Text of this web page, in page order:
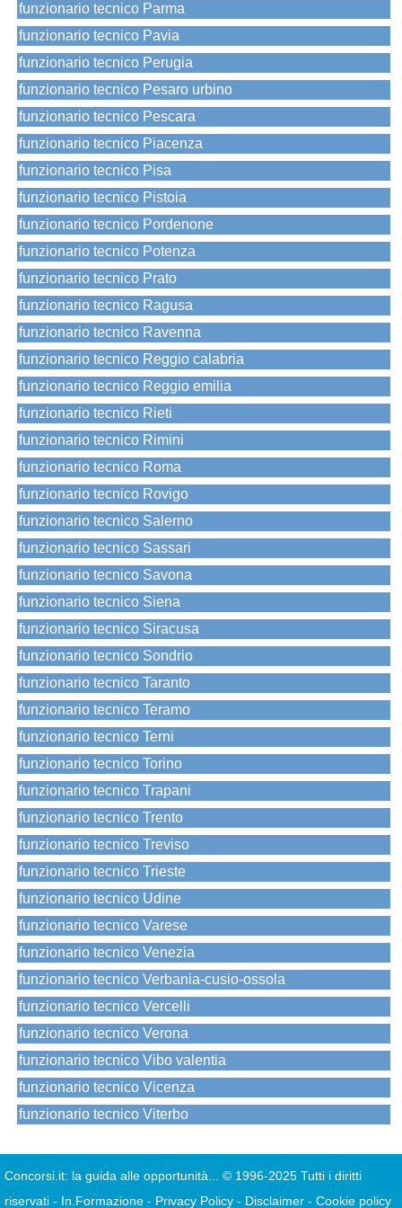
funzionario tecnico Parma
funzionario tecnico Pavia
funzionario tecnico Perugia
funzionario tecnico Pesaro urbino
funzionario tecnico Pescara
funzionario tecnico Piacenza
funzionario tecnico Pisa
funzionario tecnico Pistoia
funzionario tecnico Pordenone
funzionario tecnico Potenza
funzionario tecnico Prato
funzionario tecnico Ragusa
funzionario tecnico Ravenna
funzionario tecnico Reggio calabria
funzionario tecnico Reggio emilia
funzionario tecnico Rieti
funzionario tecnico Rimini
funzionario tecnico Roma
funzionario tecnico Rovigo
funzionario tecnico Salerno
funzionario tecnico Sassari
funzionario tecnico Savona
funzionario tecnico Siena
funzionario tecnico Siracusa
funzionario tecnico Sondrio
funzionario tecnico Taranto
funzionario tecnico Teramo
funzionario tecnico Terni
funzionario tecnico Torino
funzionario tecnico Trapani
funzionario tecnico Trento
funzionario tecnico Treviso
funzionario tecnico Trieste
funzionario tecnico Udine
funzionario tecnico Varese
funzionario tecnico Venezia
funzionario tecnico Verbania-cusio-ossola
funzionario tecnico Vercelli
funzionario tecnico Verona
funzionario tecnico Vibo valentia
funzionario tecnico Vicenza
funzionario tecnico Viterbo
Concorsi.it: la guida alle opportunità... © 1996-2025 Tutti i diritti
riservati - In.Formazione - Privacy Policy - Disclaimer - Cookie policy